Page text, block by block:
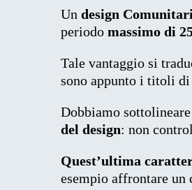
Un design
periodo massimo di
Tale vantaggio si
sono appunto i titoli
Dobbiamo
del design: non
Quest’ultima
esempio affrontare un